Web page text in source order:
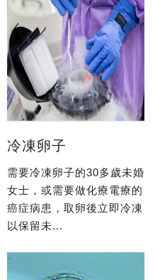
冷凍卵子
需要冷凍卵子的30多歲未婚
女士，或需要做化療電療的
癌症病患，取卵後立即冷凍
以保留未...